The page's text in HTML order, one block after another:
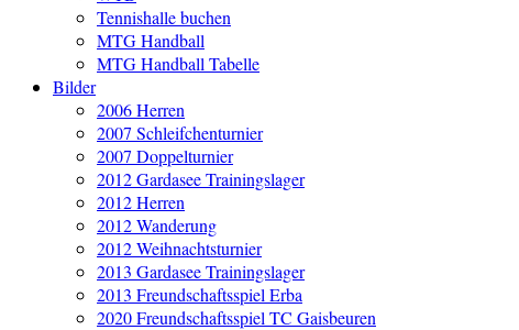
Tennishalle buchen
MTG Handball
MTG Handball Tabelle
Bilder
2006 Herren
2007 Schleifchenturnier
2007 Doppelturnier
2012 Gardasee Trainingslager
2012 Herren
2012 Wanderung
2012 Weihnachtsturnier
2013 Gardasee Trainingslager
2013 Freundschaftsspiel Erba
2020 Freundschaftsspiel TC Gaisbeuren